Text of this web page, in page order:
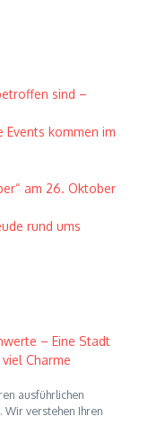
sind –
kommen im
am 26. Oktober
rund ums
– Eine Stadt
Charme
ausführlichen
Wir verstehen Ihren